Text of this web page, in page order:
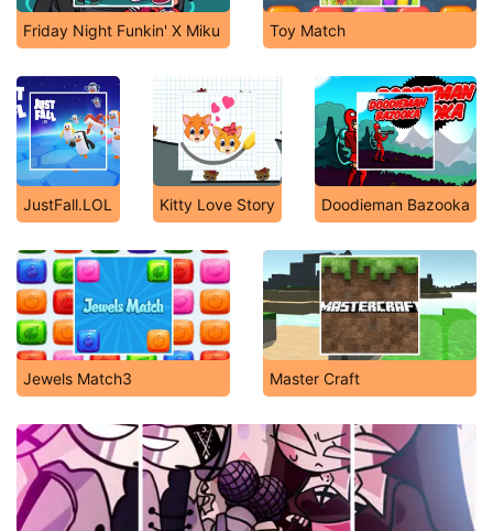
Friday Night Funkin' X Miku Toy Match
JustFall.LOL Kitty Love Story Doodieman Bazooka
Jewels Match3 Master Craft